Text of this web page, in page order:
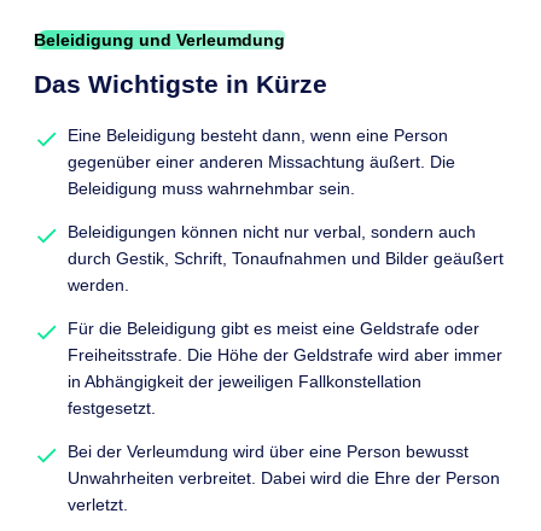
Beleidigung und Verleumdung
Das Wichtigste in Kürze
Eine Beleidigung besteht dann, wenn eine Person
gegenüber einer anderen Missachtung äußert. Die
Beleidigung muss wahrnehmbar sein.
Beleidigungen können nicht nur verbal, sondern auch
durch Gestik, Schrift, Tonaufnahmen und Bilder geäußert
werden.
Für die Beleidigung gibt es meist eine Geldstrafe oder
Freiheitsstrafe. Die Höhe der Geldstrafe wird aber immer
in Abhängigkeit der jeweiligen Fallkonstellation
festgesetzt.
Bei der Verleumdung wird über eine Person bewusst
Unwahrheiten verbreitet. Dabei wird die Ehre der Person
verletzt.